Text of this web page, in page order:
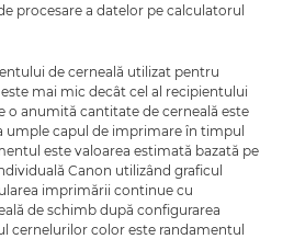
procesare a datelor pe calculatorul
de cerneală utilizat pentru
mai mic decât cel al recipientului
o anumită cantitate de cerneală este
umple capul de imprimare în timpul
este valoarea estimată bazată pe
Canon utilizând graficul
imprimării continue cu
de schimb după configurarea
cernelurilor color este randamentul